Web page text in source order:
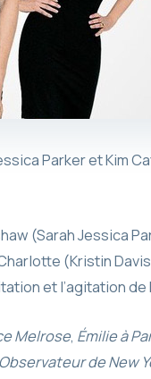
Parker et Kim
(Sarah Jessica
(Kristin
et l’agitation de
Melrose, Émilie à
Observateur de New